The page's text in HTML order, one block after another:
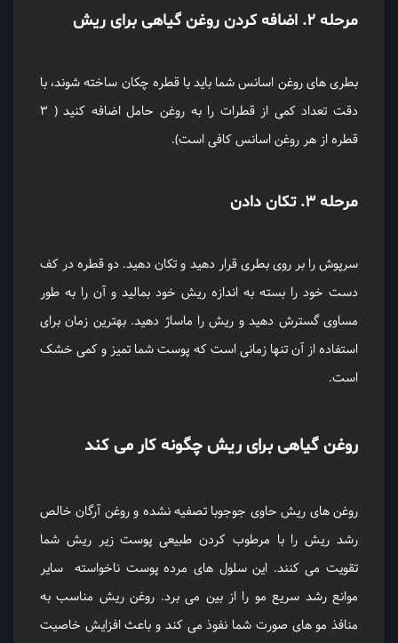
مرحله ۲. اضافه کردن روغن گیاهی برای ریش
بطری ‌های روغن اسانس شما باید با قطره ‌چکان ساخته شوند، با
دقت تعداد کمی از قطرات را به روغن حامل اضافه کنید ( ۳
قطره از هر روغن اسانس کافی است).
مرحله ۳. تکان دادن
سرپوش را بر روی بطری قرار دهید و تکان دهید. دو قطره در کف
دست خود را بسته به اندازه ریش خود بمالید و آن را به طور
مساوی گسترش دهید و ریش را ماساژ دهید. بهترین زمان برای
استفاده از آن تنها زمانی است که پوست شما تمیز و کمی خشک
است.
روغن گیاهی برای ریش چگونه کار می کند
روغن های ریش حاوی جوجوبا تصفیه نشده و روغن آرگان خالص
رشد ریش را با مرطوب کردن طبیعی پوست زیر ریش شما
تقویت می کنند. این سلول های مرده پوست ناخواسته سایر
موانع رشد سریع مو را از بین می برد. روغن ریش مناسب به
منافذ مو های صورت شما نفوذ می کند و باعث افزایش خاصیت